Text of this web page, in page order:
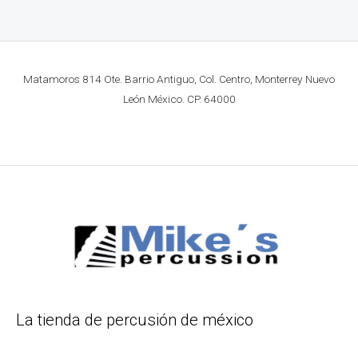
Matamoros 814 Ote. Barrio Antiguo, Col. Centro, Monterrey Nuevo
León México. CP. 64000
La tienda de percusión de méxico